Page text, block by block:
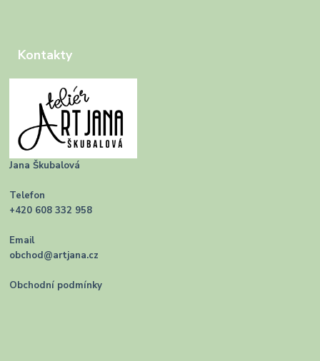
Kontakty
Jana Škubalová
Telefon
+420 608 332 958
Email
obchod@artjana.cz
Obchodní podmínky